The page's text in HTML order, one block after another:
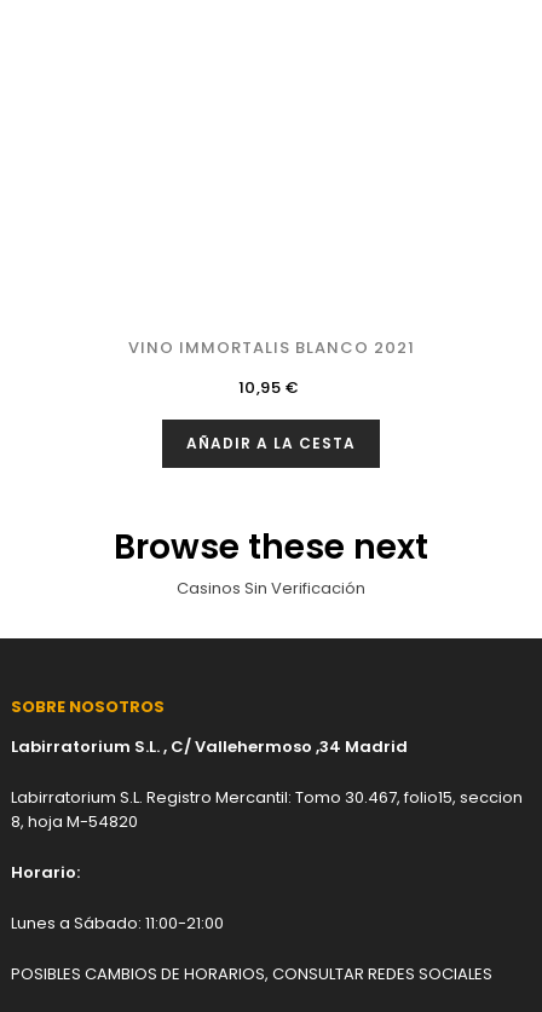
VINO IMMORTALIS BLANCO 2021
Precio
10,95 €
AÑADIR A LA CESTA
Browse these next
Casinos Sin Verificación
SOBRE NOSOTROS
Labirratorium S.L. , C/ Vallehermoso ,34 Madrid
Labirratorium S.L. Registro Mercantil: Tomo 30.467, folio15, seccion
8, hoja M-54820
Horario:
Lunes a Sábado: 11:00-21:00
POSIBLES CAMBIOS DE HORARIOS, CONSULTAR REDES SOCIALES